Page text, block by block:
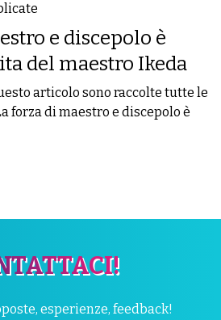
e discepolo è
del maestro Ikeda
articolo sono raccolte tutte le
forza di maestro e discepolo è
esperienze, feedback!